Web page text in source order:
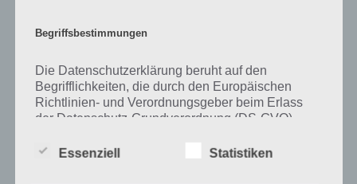
Mehr Artikel hier auf Touchportal
Begriffsbestimmungen
Die Datenschutzerklärung beruht auf den
Begrifflichkeiten, die durch den Europäischen
Richtlinien- und Verordnungsgeber beim Erlass
der Datenschutz-Grundverordnung (DS-GVO)
soll sowohl für die Öffentlichkeit als auch für
Essenziell Statistiken